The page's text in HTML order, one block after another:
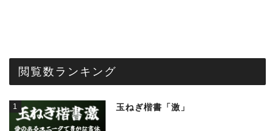
閲覧数ランキング
1 玉ねぎ楷書「激」